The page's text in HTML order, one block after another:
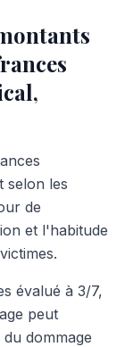
selon les
de
et l'habitude
évalué à 3/7,
peut
dommage